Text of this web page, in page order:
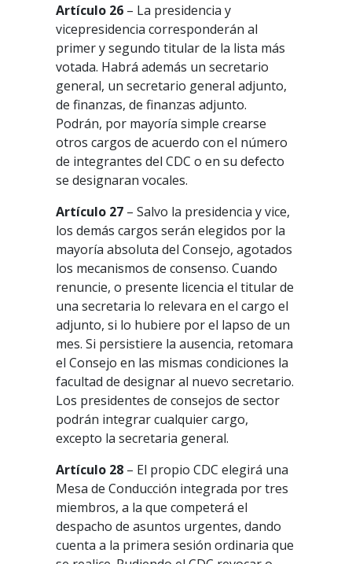
Artículo 26 – La presidencia y
vicepresidencia corresponderán al
primer y segundo titular de la lista más
votada. Habrá además un secretario
general, un secretario general adjunto,
de finanzas, de finanzas adjunto.
Podrán, por mayoría simple crearse
otros cargos de acuerdo con el número
de integrantes del CDC o en su defecto
se designaran vocales.
Artículo 27 – Salvo la presidencia y vice,
los demás cargos serán elegidos por la
mayoría absoluta del Consejo, agotados
los mecanismos de consenso. Cuando
renuncie, o presente licencia el titular de
una secretaria lo relevara en el cargo el
adjunto, si lo hubiere por el lapso de un
mes. Si persistiere la ausencia, retomara
el Consejo en las mismas condiciones la
facultad de designar al nuevo secretario.
Los presidentes de consejos de sector
podrán integrar cualquier cargo,
excepto la secretaria general.
Artículo 28 – El propio CDC elegirá una
Mesa de Conducción integrada por tres
miembros, a la que competerá el
despacho de asuntos urgentes, dando
cuenta a la primera sesión ordinaria que